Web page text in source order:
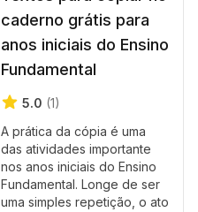
caderno grátis para
anos iniciais do Ensino
Fundamental
5.0 (1)
A prática da cópia é uma
das atividades importante
nos anos iniciais do Ensino
Fundamental. Longe de ser
uma simples repetição, o ato